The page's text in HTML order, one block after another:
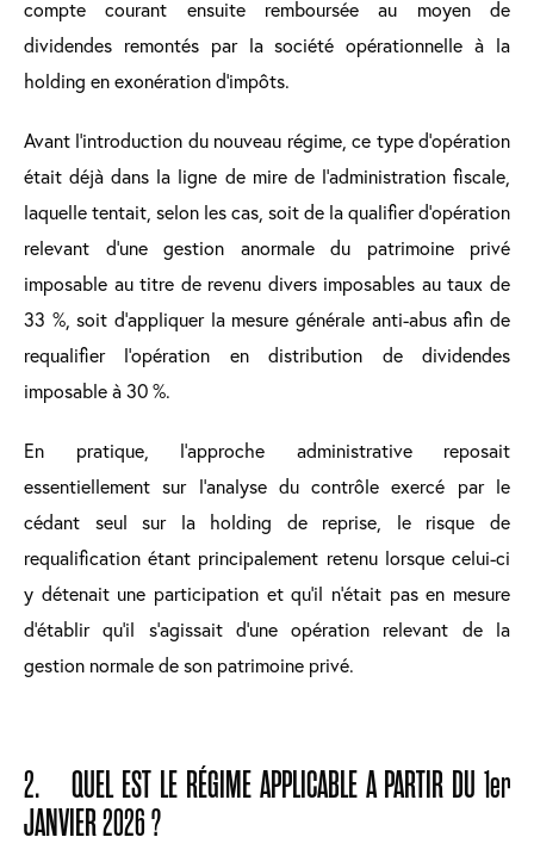
compte courant ensuite remboursée au moyen de
dividendes remontés par la société opérationnelle à la
holding en exonération d’impôts.
Avant l’introduction du nouveau régime, ce type d’opération
était déjà dans la ligne de mire de l’administration fiscale,
laquelle tentait, selon les cas, soit de la qualifier d’opération
relevant d’une gestion anormale du patrimoine privé
imposable au titre de revenu divers imposables au taux de
33 %, soit d’appliquer la mesure générale anti-abus afin de
requalifier l’opération en distribution de dividendes
imposable à 30 %.
En pratique, l’approche administrative reposait
essentiellement sur l’analyse du contrôle exercé par le
cédant seul sur la holding de reprise, le risque de
requalification étant principalement retenu lorsque celui-ci
y détenait une participation et qu’il n’était pas en mesure
d’établir qu’il s’agissait d’une opération relevant de la
gestion normale de son patrimoine privé.
2. QUEL EST LE RÉGIME APPLICABLE A PARTIR DU 1er
JANVIER 2026 ?